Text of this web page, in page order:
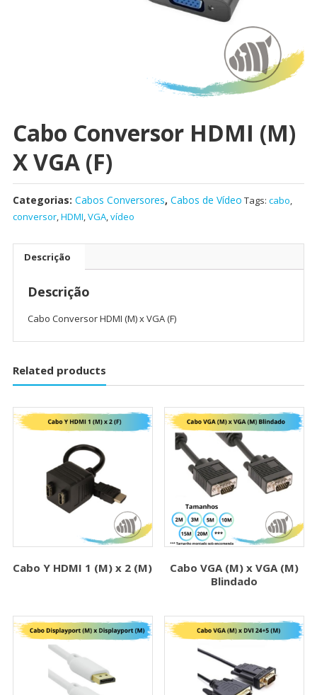
Cabo Conversor HDMI (M)
X VGA (F)
Categorias: Cabos Conversores, Cabos de Vídeo Tags: cabo,
conversor,HDMI,VGA,vídeo
Descrição
Descrição
Cabo Conversor HDMI (M) x VGA (F)
Related products
Cabo Y HDMI 1 (M) x 2 (M)
Cabo VGA (M) x VGA (M)
Blindado